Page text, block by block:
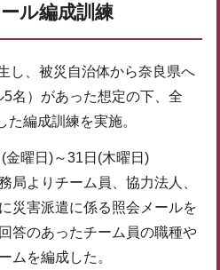
ル編成訓練
し、被災自治体から奈良県へ
名）があった想定の下、全
た編成訓練を実施。
金曜日)～31日(木曜日)
局よりチーム員、協力法人、
災害派遣に係る照会メールを
答のあったチーム員の職種や
ムを編成した。